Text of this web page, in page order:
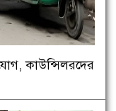
কাউন্সিলরদের